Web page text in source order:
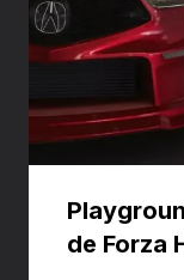
de Forza